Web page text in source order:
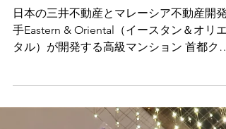
シア不動産 17特集 最新
物件
手Eastern & Oriental（イースタン＆オリエ
ラルンプール：Bukit Bintang (ブキッ・ビン